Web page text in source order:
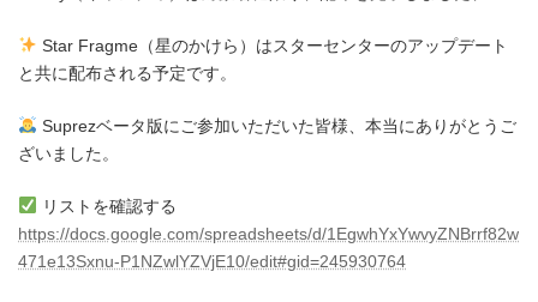
Star Fragme（星のかけら）はスターセンターのアップデート
と共に配布される予定です。
Suprezベータ版にご参加いただいた皆様、本当にありがとうご
ざいました。
リストを確認する
https://docs.google.com/spreadsheets/d/1EgwhYxYwvyZNBrrf82w
471e13Sxnu-P1NZwlYZVjE10/edit#gid=245930764